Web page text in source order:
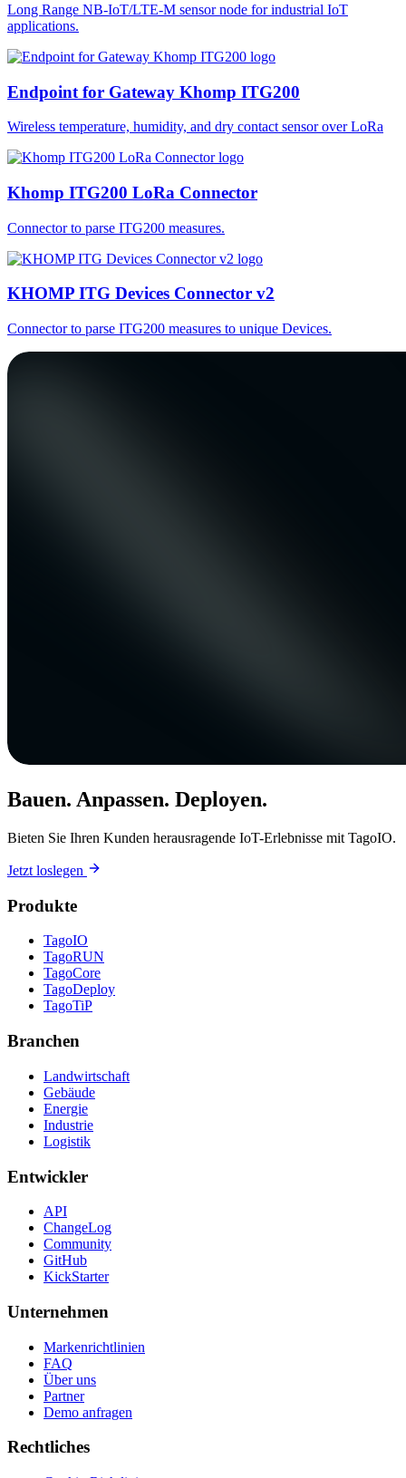
Long Range NB-IoT/LTE-M sensor node for industrial IoT
applications.
Endpoint for Gateway Khomp ITG200
Wireless temperature, humidity, and dry contact sensor over LoRa
Khomp ITG200 LoRa Connector
Connector to parse ITG200 measures.
KHOMP ITG Devices Connector v2
Connector to parse ITG200 measures to unique Devices.
Bauen. Anpassen. Deployen.
Bieten Sie Ihren Kunden herausragende IoT-Erlebnisse mit TagoIO.
Jetzt loslegen
Produkte
TagoIO
TagoRUN
TagoCore
TagoDeploy
TagoTiP
Branchen
Landwirtschaft
Gebäude
Energie
Industrie
Logistik
Entwickler
API
ChangeLog
Community
GitHub
KickStarter
Unternehmen
Markenrichtlinien
FAQ
Über uns
Partner
Demo anfragen
Rechtliches